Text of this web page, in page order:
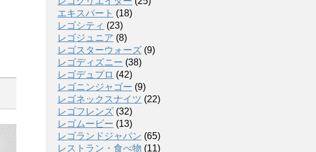
エキスパート (18)
レゴシティ (23)
レゴジュニア (8)
レゴスターウォーズ (9)
レゴディズニー (38)
レゴデュプロ (42)
レゴニンジャゴー (9)
レゴネックスナイツ (22)
レゴフレンズ (32)
レゴムービー (13)
レゴランドジャパン (65)
レストラン・食べ物 (11)